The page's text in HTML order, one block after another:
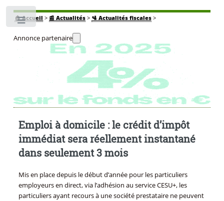
🏠Accueil > 📰 Actualités> 🛂 Actualités fiscales>
Annonce partenaire
Emploi à domicile : le crédit d’impôt
immédiat sera réellement instantané
dans seulement 3 mois
Mis en place depuis le début d’année pour les particuliers
employeurs en direct, via l’adhésion au service CESU+, les
particuliers ayant recours à une société prestataire ne peuvent
Toggle